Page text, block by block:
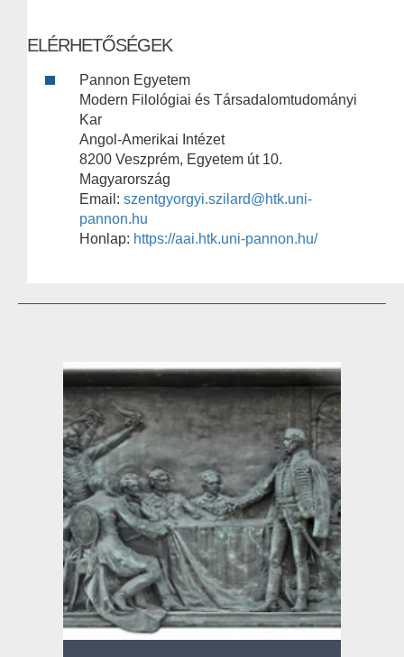
ELÉRHETŐSÉGEK
Pannon Egyetem
Modern Filológiai és Társadalomtudományi
Kar
Angol-Amerikai Intézet
8200 Veszprém, Egyetem út 10.
Magyarország
Email: szentgyorgyi.szilard@htk.uni-
pannon.hu
Honlap: https://aai.htk.uni-pannon.hu/